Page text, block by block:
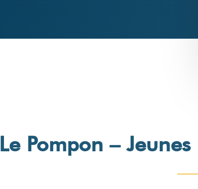
Le Pompon – Jeunes